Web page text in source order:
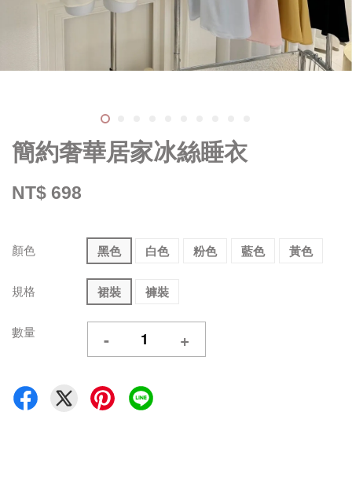
簡約奢華居家冰絲睡衣
NT$ 698
顏色 黑色 白色 粉色 藍色 黃色
規格 裙裝 褲裝
數量 - +